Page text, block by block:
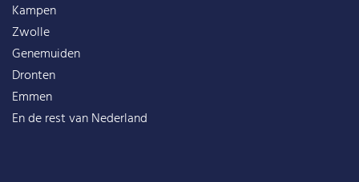
Kampen
Zwolle
Genemuiden
Dronten
Emmen
En de rest vanNederland